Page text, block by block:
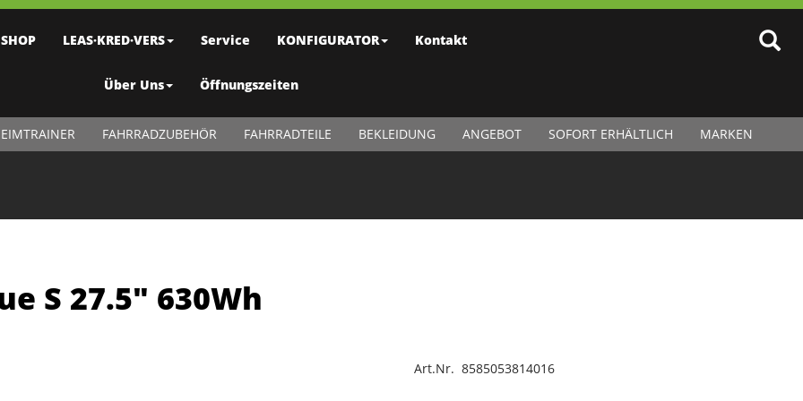
SHOP LEAS·KRED·VERS Service KONFIGURATOR Kontakt
Über Uns Öffnungszeiten
FAHRRADZUBEHÖR FAHRRADTEILE BEKLEIDUNG ANGEBOT SOFORT ERHÄLTLICH MARKEN
S 27.5" 630Wh
Art.Nr. 8585053814016